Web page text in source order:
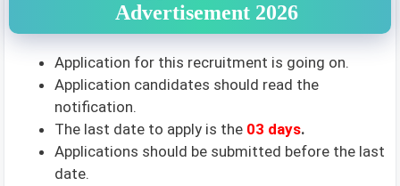
Advertisement 2026
Application for this recruitment is going on.
Application candidates should read the
notification.
The last date to apply is the 03 days.
Applications should be submitted before the last
date.